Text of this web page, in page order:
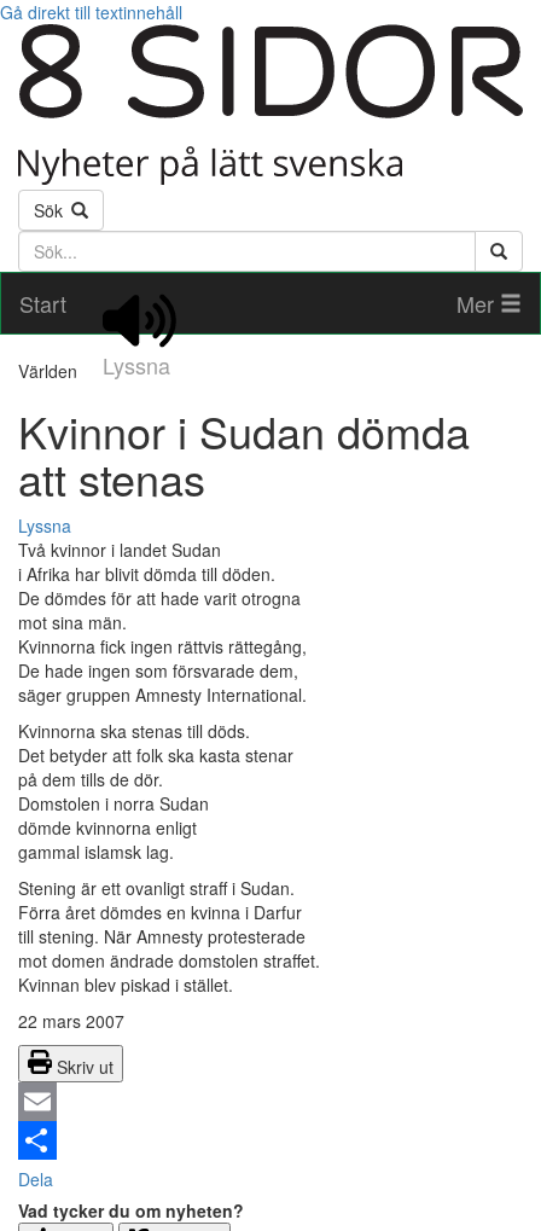
Gå direkt till textinnehåll
Sök
Söktext
Start
Lyssna
Mer
Världen
Kvinnor i Sudan dömda
att stenas
Lyssna
Två kvinnor i landet Sudan
i Afrika har blivit dömda till döden.
De dömdes för att hade varit otrogna
mot sina män.
Kvinnorna fick ingen rättvis rättegång,
De hade ingen som försvarade dem,
säger gruppen Amnesty International.
Kvinnorna ska stenas till döds.
Det betyder att folk ska kasta stenar
på dem tills de dör.
Domstolen i norra Sudan
dömde kvinnorna enligt
gammal islamsk lag.
Stening är ett ovanligt straff i Sudan.
Förra året dömdes en kvinna i Darfur
till stening. När Amnesty protesterade
mot domen ändrade domstolen straffet.
Kvinnan blev piskad i stället.
22 mars 2007
Skriv ut
Email
Dela
Vad tycker du om nyheten?